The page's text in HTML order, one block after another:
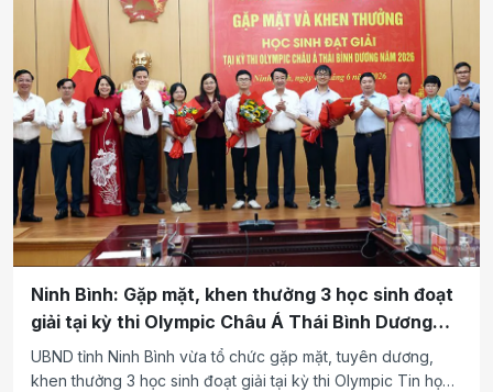
Ninh Bình: Gặp mặt, khen thưởng 3 học sinh đoạt
giải tại kỳ thi Olympic Châu Á Thái Bình Dương
năm 2026
UBND tỉnh Ninh Bình vừa tổ chức gặp mặt, tuyên dương,
khen thưởng 3 học sinh đoạt giải tại kỳ thi Olympic Tin học